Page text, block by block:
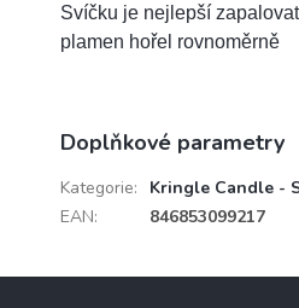
Svíčku je nejlepší
plamen hořel rovnoměrně
Doplňkové parametry
Kategorie:
Kringle Candle -
EAN: 846853099217